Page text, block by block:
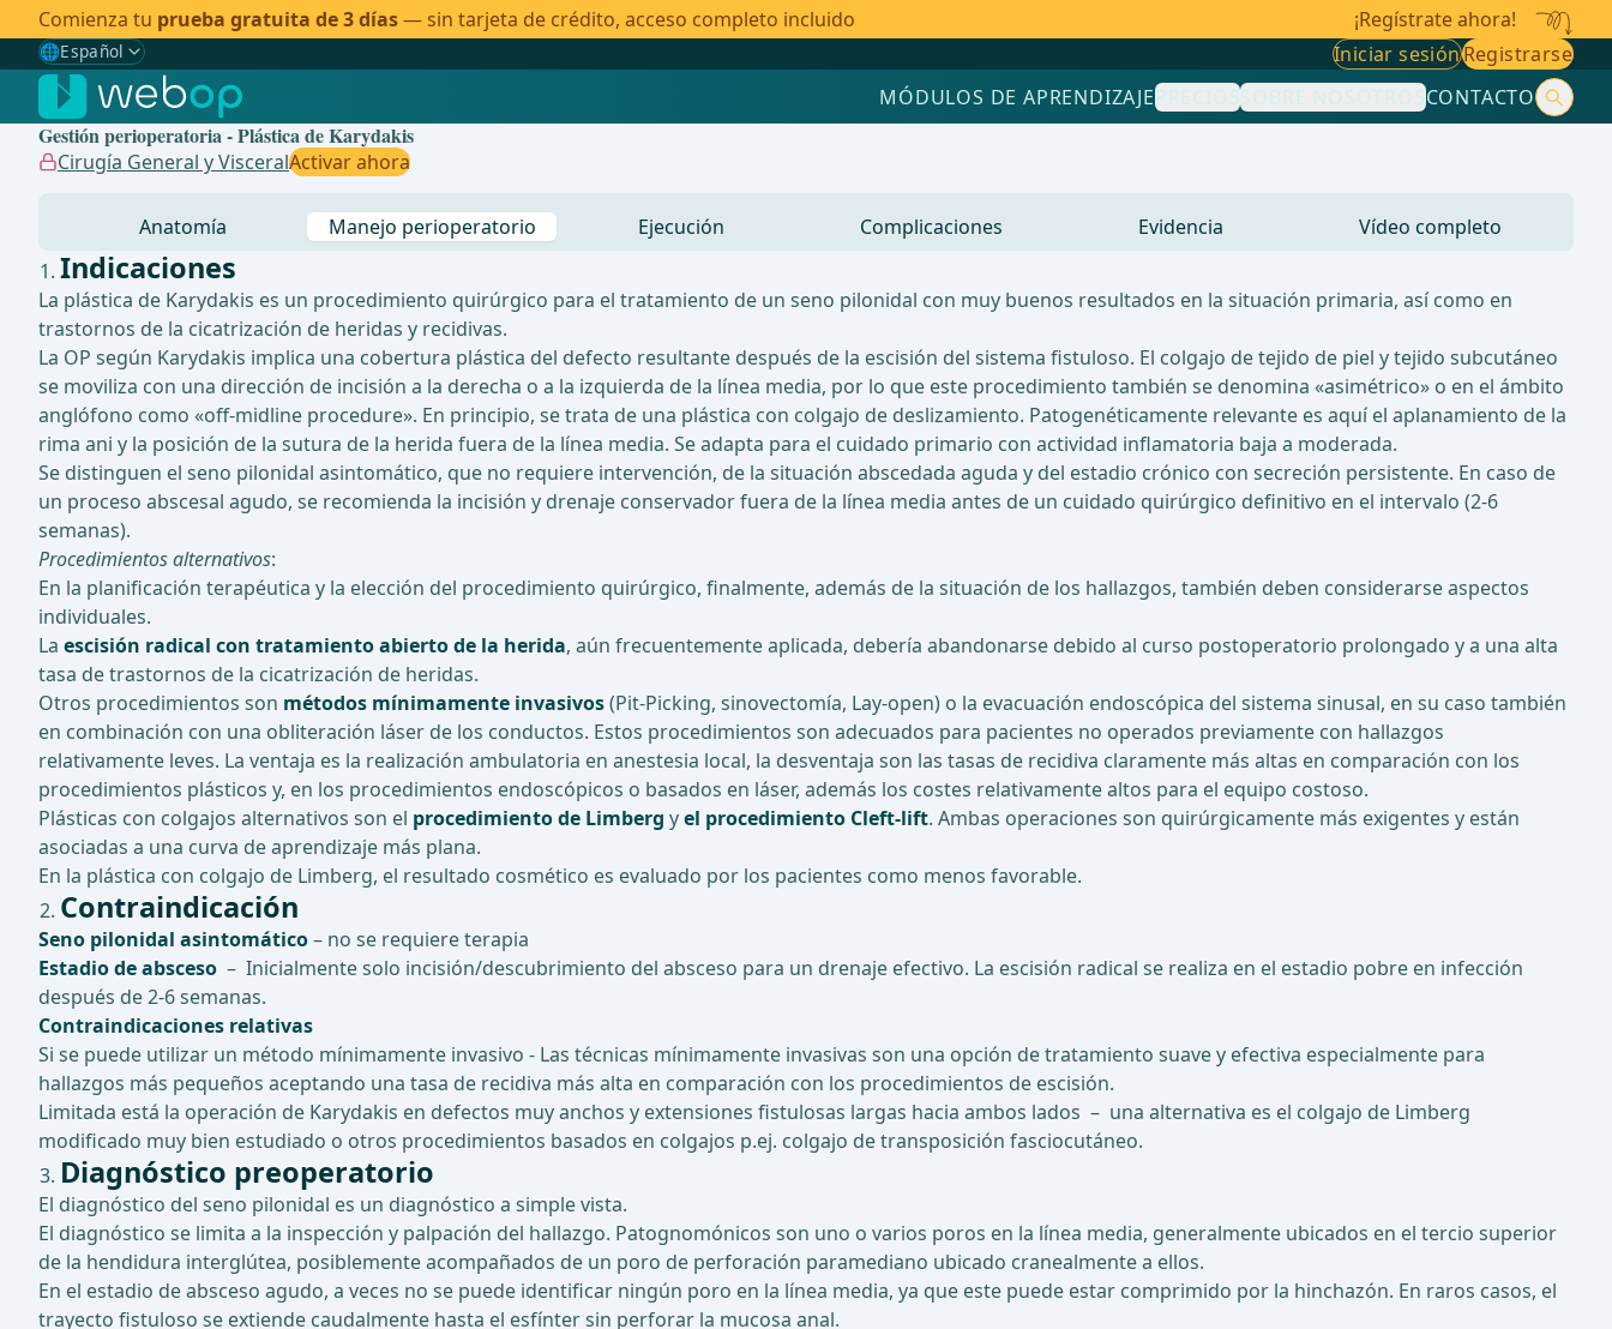
Comienza tu prueba gratuita de 3 días— sin tarjeta de crédito, acceso completo incluido ¡Regístrate ahora!
🌐Español
Gewählte Sprache: Español
🇩🇪 Alemán
🇬🇧Inglés
Brasileño
Iniciar sesiónRegistrarse
MÓDULOS DE APRENDIZAJEPRECIOSSOBRE NOSOTROSCONTACTO
Gestión perioperatoria - Plástica de Karydakis
Cirugía General y VisceralActivar ahora
Anatomía Manejo perioperatorio Ejecución Complicaciones Evidencia Vídeo completo
Indicaciones
La plástica de Karydakis es un procedimiento quirúrgico para el tratamiento de un seno pilonidal con muy buenos resultados en la situación primaria, así como en
trastornos de la cicatrización de heridas y recidivas.
La OP según Karydakis implica una cobertura plástica del defecto resultante después de la escisión del sistema fistuloso. El colgajo de tejido de piel y tejido subcutáneo
se moviliza con una dirección de incisión a la derecha o a la izquierda de la línea media, por lo que este procedimiento también se denomina «asimétrico» o en el ámbito
anglófono como «off-midline procedure». En principio, se trata de una plástica con colgajo de deslizamiento. Patogenéticamente relevante es aquí el aplanamiento de la
rima ani y la posición de la sutura de la herida fuera de la línea media. Se adapta para el cuidado primario con actividad inflamatoria baja a moderada.
Se distinguen el seno pilonidal asintomático, que no requiere intervención, de la situación abscedada aguda y del estadio crónico con secreción persistente. En caso de
un proceso abscesal agudo, se recomienda la incisión y drenaje conservador fuera de la línea media antes de un cuidado quirúrgico definitivo en el intervalo (2-6
semanas).
Procedimientos alternativos:
En la planificación terapéutica y la elección del procedimiento quirúrgico, finalmente, además de la situación de los hallazgos, también deben considerarse aspectos
individuales.
La escisión radical con tratamiento abierto de la herida, aún frecuentemente aplicada, debería abandonarse debido al curso postoperatorio prolongado y a una alta
tasa de trastornos de la cicatrización de heridas.
Otros procedimientos son métodos mínimamente invasivos(Pit-Picking, sinovectomía, Lay-open) o la evacuación endoscópica del sistema sinusal, en su caso también
en combinación con una obliteración láser de los conductos. Estos procedimientos son adecuados para pacientes no operados previamente con hallazgos
relativamente leves. La ventaja es la realización ambulatoria en anestesia local, la desventaja son las tasas de recidiva claramente más altas en comparación con los
procedimientos plásticos y, en los procedimientos endoscópicos o basados en láser, además los costes relativamente altos para el equipo costoso.
Plásticas con colgajos alternativos son el procedimiento de Limberg yel procedimiento Cleft-lift. Ambas operaciones son quirúrgicamente más exigentes y están
asociadas a una curva de aprendizaje más plana.
En la plástica con colgajo de Limberg, el resultado cosmético es evaluado por los pacientes como menos favorable.
Contraindicación
Seno pilonidal asintomático– no se requiere terapia
Estadio de absceso – Inicialmente solo incisión/descubrimiento del absceso para un drenaje efectivo. La escisión radical se realiza en el estadio pobre en infección
después de 2-6 semanas.
Contraindicaciones relativas
Si se puede utilizar un método mínimamente invasivo - Las técnicas mínimamente invasivas son una opción de tratamiento suave y efectiva especialmente para
hallazgos más pequeños aceptando una tasa de recidiva más alta en comparación con los procedimientos de escisión.
Limitada está la operación de Karydakis en defectos muy anchos y extensiones fistulosas largas hacia ambos lados – una alternativa es el colgajo de Limberg
modificado muy bien estudiado o otros procedimientos basados en colgajos p.ej. colgajo de transposición fasciocutáneo.
Diagnóstico preoperatorio
El diagnóstico del seno pilonidal es un diagnóstico a simple vista.
El diagnóstico se limita a la inspección y palpación del hallazgo. Patognomónicos son uno o varios poros en la línea media, generalmente ubicados en el tercio superior
de la hendidura interglútea, posiblemente acompañados de un poro de perforación paramediano ubicado cranealmente a ellos.
En el estadio de absceso agudo, a veces no se puede identificar ningún poro en la línea media, ya que este puede estar comprimido por la hinchazón. En raros casos, el
trayecto fistuloso se extiende caudalmente hasta el esfínter sin perforar la mucosa anal.